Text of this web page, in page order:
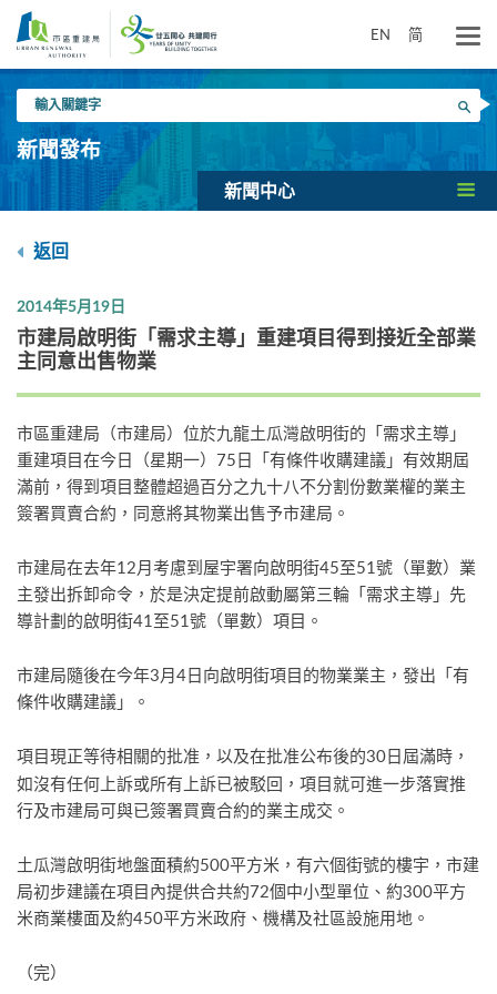
要
EN 简
入
關
鍵
搜尋
新聞發布
新聞中心
返回
2014年5月19日
市建局啟明街「需求主導」重建項目得到接近全部業
主同意出售物業
市區重建局（市建局）位於九龍土瓜灣啟明街的「需求主導」
重建項目在今日（星期一）75日「有條件收購建議」有效期屆
滿前，得到項目整體超過百分之九十八不分割份數業權的業主
簽署買賣合約，同意將其物業出售予市建局。
市建局在去年12月考慮到屋宇署向啟明街45至51號（單數）業
主發出拆卸命令，於是決定提前啟動屬第三輪「需求主導」先
導計劃的啟明街41至51號（單數）項目。
市建局隨後在今年3月4日向啟明街項目的物業業主，發出「有
條件收購建議」。
項目現正等待相關的批准，以及在批准公布後的30日屆滿時，
如沒有任何上訴或所有上訴已被駁回，項目就可進一步落實推
行及市建局可與已簽署買賣合約的業主成交。
土瓜灣啟明街地盤面積約500平方米，有六個街號的樓宇，市建
局初步建議在項目內提供合共約72個中小型單位、約300平方
米商業樓面及約450平方米政府、機構及社區設施用地。
（完）